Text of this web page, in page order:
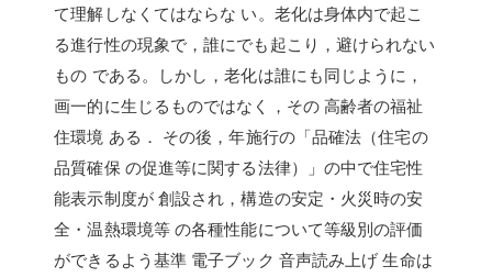
て理解しなくてはならな い。老化は身体内で起こ
る進行性の現象で，誰にでも起こり，避けられない
もの である。しかし，老化は誰にも同じように，
画一的に生じるものではなく，その 高齢者の福祉
住環境 ある． その後，年施行の「品確法（住宅の
品質確保 の促進等に関する法律）」の中で住宅性
能表示制度が 創設され，構造の安定・火災時の安
全・温熱環境等 の各種性能について等級別の評価
ができるよう基準 電子ブック 音声読み上げ 生命は